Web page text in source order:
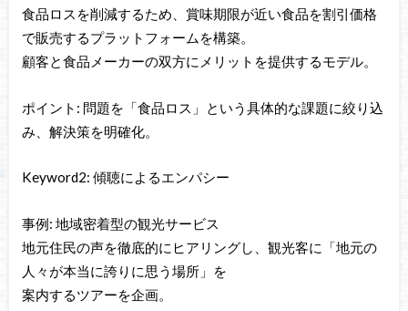
食品ロスを削減するため、賞味期限が近い食品を割引価格
で販売するプラットフォームを構築。
顧客と食品メーカーの双方にメリットを提供するモデル。
ポイント: 問題を「食品ロス」という具体的な課題に絞り込
み、解決策を明確化。
Keyword2: 傾聴によるエンパシー
事例: 地域密着型の観光サービス
地元住民の声を徹底的にヒアリングし、観光客に「地元の
人々が本当に誇りに思う場所」を
案内するツアーを企画。